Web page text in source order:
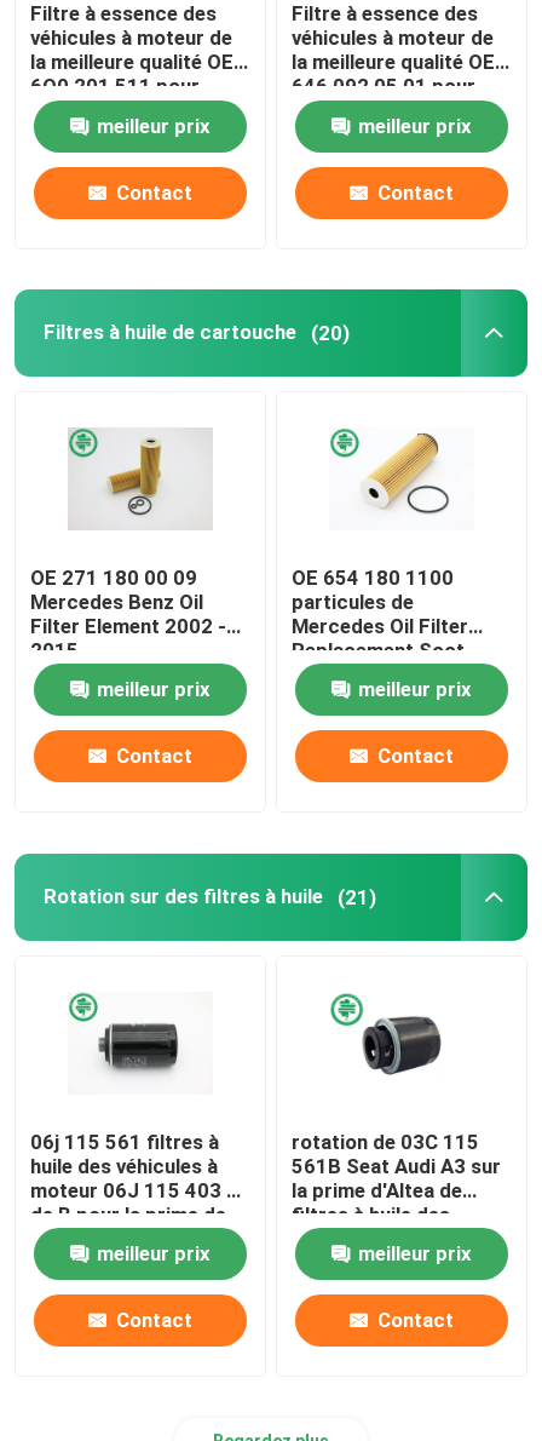
Contrôle de qualité
Contactez-nous
Nouvelles
Filtres à air des véhicules à moteur de cabine
Filtres à huile de cartouche
Rotation sur des filtres à huile
Filtres à gazole
Filtres de transmission automatique
Filtres de matériel de construction
Filtre de tracteur de pelouse
Filtres de moto
Filtre à essence des
véhicules à moteur de
la meilleure qualité OE :
6Q0 201 511 pour
Audi, VW (00-18),
SEAT
meilleur prix
Contact
Filtre à essence des
véhicules à moteur de
la meilleure qualité OE :
646 092 05 01 pour
MERCEDES-BENZ,
SMARTmeilleur prix
Contact
Filtres à huile de cartouche (20)
OE 271 180 00 09
Mercedes Benz Oil
Filter Element 2002 -
2015
meilleur prix
Contact
OE 654 180 1100
particules de
Mercedes Oil Filter
Replacement Soot
meilleur prix
Contact
Rotation sur des filtres à huile (21)
06j 115 561 filtres à
huile des véhicules à
moteur 06J 115 403 C
de B pour la prime de
VW d'AUDI des
véhicules à moteur
meilleur prix
Contact
rotation de 03C 115
561B Seat Audi A3 sur
la prime d'Altea de
filtres à huile des
véhicules à moteur
pour le métal
endommagé
meilleur prix
Contact